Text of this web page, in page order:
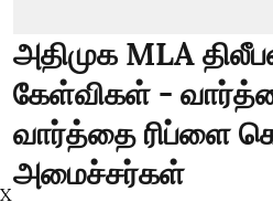
அதிமுக MLA
கேள்விகள் -
வார்த்தை ரிப்ளை
அமைச்சர்கள்
X